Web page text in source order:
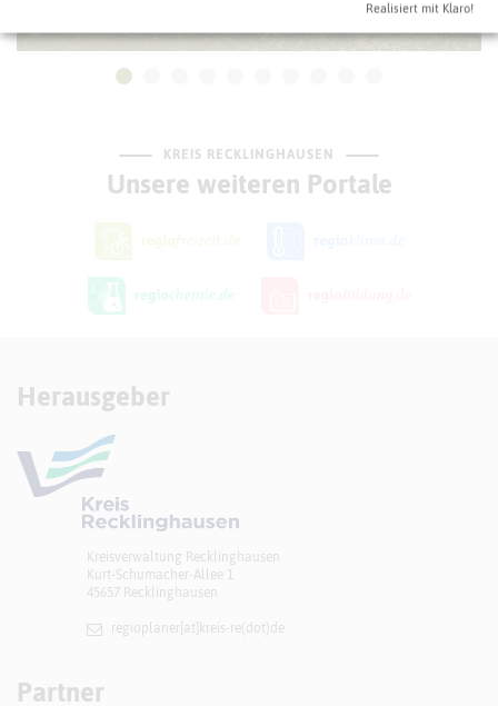
KREIS RECKLINGHAUSEN
Unsere weiteren Portale
Herausgeber
Kreisverwaltung Recklinghausen
Kurt-Schumacher-Allee 1
45657 Recklinghausen
regioplaner[at]​kreis-re(dot)de
Partner
Realisiert mit Klaro!